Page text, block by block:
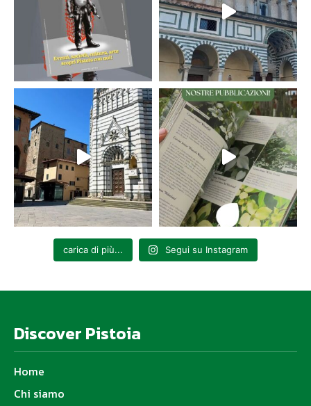
carica di più... Segui su Instagram
Discover Pistoia
Home
Chi siamo